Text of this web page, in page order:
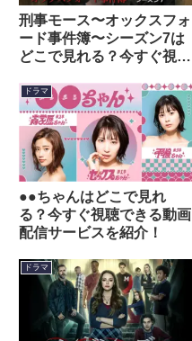
刑事モース〜オックスフォ
ード事件簿〜シーズン7は
どこで見れる？今すぐ視聴
紹介！
ドラマ
●●ちゃんはどこで見れ
る？今すぐ視聴できる動画
配信サービスを紹介！
ドラマ